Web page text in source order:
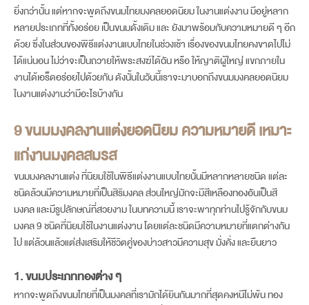
book now
ยิ่งกว่านั้น แต่หากจะพูดถึงขนมไทยมงคลยอดนิยม ในงานแต่งงาน มีอยู่หลาก
หลายประเภทที่ทั้งอร่อย เป็นขนมดั้งเดิม และ ยังมาพร้อมกับความหมายดี ๆ อีก
ด้วย ซึ่งในส่วนของพิธีแต่งงานแบบไทยในช่วงเช้า เรื่องของขนมไทยคงขาดไปไม่
ได้แน่นอน ไม่ว่าจะเป็นถวายให้พระสงฆ์ได้ฉัน หรือ ให้ญาติผู้ใหญ่ แขกภายใน
งานได้เอร็ดอร่อยไปด้วยกัน ดังนั้นในวันนี้เราจะมาบอกถึงขนมมงคลยอดนิยม
ในงานแต่งงานว่ามีอะไรบ้างกัน
9ขนมมงคลงานแต่งยอดนิยม ความหมายดี เหมาะ
แก่งานมงคลสมรส
ขนมมงคลงานแต่ง ที่นิยมใช้ในพิธีแต่งงานแบบไทยนั้นมีหลากหลายชนิด แต่ละ
ชนิดล้วนมีความหมายที่เป็นสิริมงคล ส่วนใหญ่มักจะมีสีเหลืองทองอันเป็นสี
มงคล และมีรูปลักษณ์ที่สวยงาม ในบทความนี้ เราจะพาทุกท่านไปรู้จักกับขนม
มงคล 9 ชนิดที่นิยมใช้ในงานแต่งงาน โดยแต่ละชนิดมีความหมายที่แตกต่างกัน
ไป แต่ล้วนแล้วแต่ส่งเสริมให้ชีวิตคู่ของบ่าวสาวมีความสุข มั่งคั่ง และยืนยาว
1. ขนมประเภททองต่าง ๆ
หากจะพูดถึงขนมไทยที่เป็นมงคลที่เรามักได้ยินกันมากที่สุดคงหนีไม่พ้น ทอง